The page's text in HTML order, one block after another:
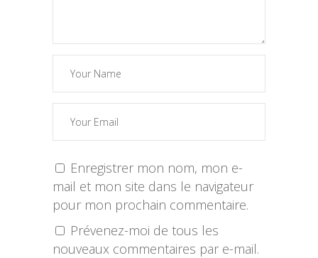
Enregistrer mon nom, mon e-
mail et mon site dans le navigateur
pour mon prochain commentaire.
Prévenez-moi de tous les
nouveaux commentaires par e-mail.